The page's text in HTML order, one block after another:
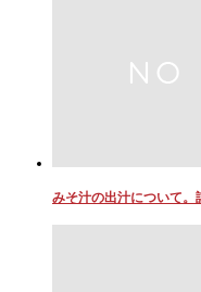
みそ汁の出汁について